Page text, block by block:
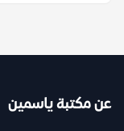
عن مكتبة ياسمين